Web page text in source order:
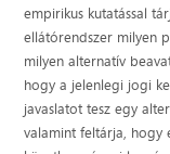
empirikus kutatással
ellátórendszer milyen
milyen alternatív
hogy a jelenlegi jogi
javaslatot tesz egy
valamint feltárja, hogy